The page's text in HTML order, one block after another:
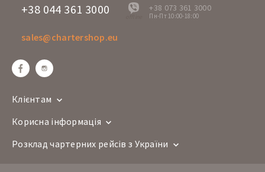
+38 044 361 3000 +38 073 361 3000
Пн-Пт 10:00-18:00
sales@chartershop.eu
Клієнтам
Корисна інформація
Розклад чартерних рейсів з України